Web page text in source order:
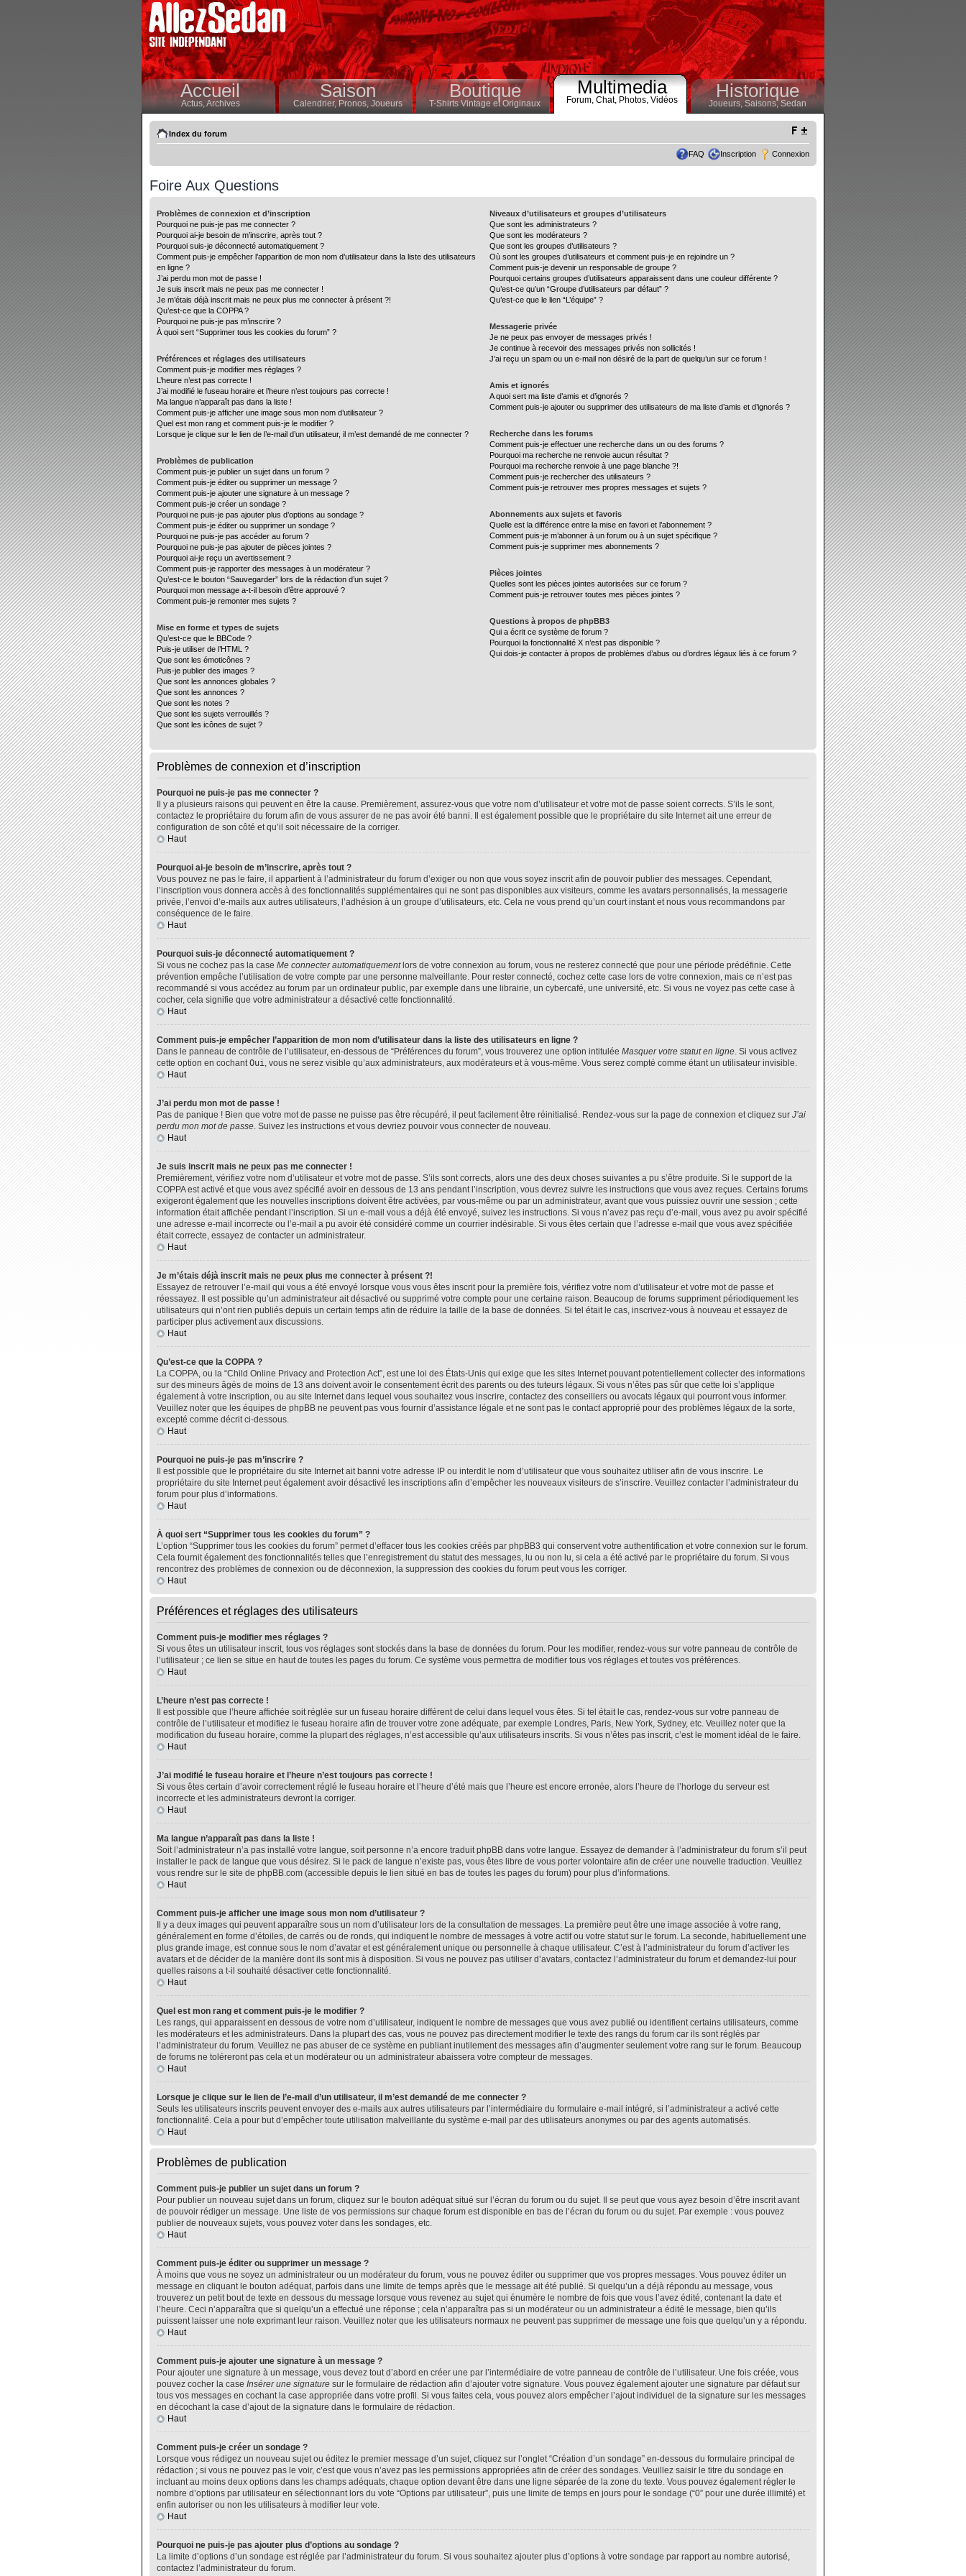
Accueil
Actus,Archives
Saison
Calendrier,Pronos, Joueurs
Boutique
T-Shirts Vintage et Originaux
Multimedia
Forum, Chat, Photos, Vidéos Historique
Joueurs, Saisons,Sedan
Index du forum
FAQ Inscription Connexion
Foire Aux Questions
Problèmes de connexion et d’inscription
Pourquoi ne puis-je pas me connecter ?
Pourquoi ai-je besoin de m’inscrire, après tout ?
Pourquoi suis-je déconnecté automatiquement ?
Comment puis-je empêcher l’apparition de mon nom d’utilisateur dans la liste des utilisateurs
en ligne ?
J’ai perdu mon mot de passe !
Je suis inscrit mais ne peux pas me connecter !
Je m’étais déjà inscrit mais ne peux plus me connecter à présent ?!
Qu’est-ce que la COPPA ?
Pourquoi ne puis-je pas m’inscrire ?
À quoi sert “Supprimer tous les cookies du forum” ?
Préférences et réglages des utilisateurs
Comment puis-je modifier mes réglages ?
L’heure n’est pas correcte !
J’ai modifié le fuseau horaire et l’heure n’est toujours pas correcte !
Ma langue n’apparaît pas dans la liste !
Comment puis-je afficher une image sous mon nom d’utilisateur ?
Quel est mon rang et comment puis-je le modifier ?
Lorsque je clique sur le lien de l’e-mail d’un utilisateur, il m’est demandé de me connecter ?
Problèmes de publication
Comment puis-je publier un sujet dans un forum ?
Comment puis-je éditer ou supprimer un message ?
Comment puis-je ajouter une signature à un message ?
Comment puis-je créer un sondage ?
Pourquoi ne puis-je pas ajouter plus d’options au sondage ?
Comment puis-je éditer ou supprimer un sondage ?
Pourquoi ne puis-je pas accéder au forum ?
Pourquoi ne puis-je pas ajouter de pièces jointes ?
Pourquoi ai-je reçu un avertissement ?
Comment puis-je rapporter des messages à un modérateur ?
Qu’est-ce le bouton “Sauvegarder” lors de la rédaction d’un sujet ?
Pourquoi mon message a-t-il besoin d’être approuvé ?
Comment puis-je remonter mes sujets ?
Mise en forme et types de sujets
Qu’est-ce que le BBCode ?
Puis-je utiliser de l’HTML ?
Que sont les émoticônes ?
Puis-je publier des images ?
Que sont les annonces globales ?
Que sont les annonces ?
Que sont les notes ?
Que sont les sujets verrouillés ?
Que sont les icônes de sujet ?
Niveaux d’utilisateurs et groupes d’utilisateurs
Que sont les administrateurs ?
Que sont les modérateurs ?
Que sont les groupes d’utilisateurs ?
Où sont les groupes d’utilisateurs et comment puis-je en rejoindre un ?
Comment puis-je devenir un responsable de groupe ?
Pourquoi certains groupes d’utilisateurs apparaissent dans une couleur différente ?
Qu’est-ce qu’un “Groupe d’utilisateurs par défaut” ?
Qu’est-ce que le lien “L’équipe” ?
Messagerie privée
Je ne peux pas envoyer de messages privés !
Je continue à recevoir des messages privés non sollicités !
J’ai reçu un spam ou un e-mail non désiré de la part de quelqu’un sur ce forum !
Amis et ignorés
A quoi sert ma liste d’amis et d’ignorés ?
Comment puis-je ajouter ou supprimer des utilisateurs de ma liste d’amis et d’ignorés ?
Recherche dans les forums
Comment puis-je effectuer une recherche dans un ou des forums ?
Pourquoi ma recherche ne renvoie aucun résultat ?
Pourquoi ma recherche renvoie à une page blanche ?!
Comment puis-je rechercher des utilisateurs ?
Comment puis-je retrouver mes propres messages et sujets ?
Abonnements aux sujets et favoris
Quelle est la différence entre la mise en favori et l’abonnement ?
Comment puis-je m’abonner à un forum ou à un sujet spécifique ?
Comment puis-je supprimer mes abonnements ?
Pièces jointes
Quelles sont les pièces jointes autorisées sur ce forum ?
Comment puis-je retrouver toutes mes pièces jointes ?
Questions à propos de phpBB3
Qui a écrit ce système de forum ?
Pourquoi la fonctionnalité X n’est pas disponible ?
Qui dois-je contacter à propos de problèmes d’abus ou d’ordres légaux liés à ce forum ?
Problèmes de connexion et d’inscription
Pourquoi ne puis-je pas me connecter ?
Il y a plusieurs raisons qui peuvent en être la cause. Premièrement, assurez-vous que votre nom d’utilisateur et votre mot de passe soient corrects. S’ils le sont,
contactez le propriétaire du forum afin de vous assurer de ne pas avoir été banni. Il est également possible que le propriétaire du site Internet ait une erreur de
configuration de son côté et qu’il soit nécessaire de la corriger.
Haut
Pourquoi ai-je besoin de m’inscrire, après tout ?
Vous pouvez ne pas le faire, il appartient à l’administrateur du forum d’exiger ou non que vous soyez inscrit afin de pouvoir publier des messages. Cependant,
l’inscription vous donnera accès à des fonctionnalités supplémentaires qui ne sont pas disponibles aux visiteurs, comme les avatars personnalisés, la messagerie
privée, l’envoi d’e-mails aux autres utilisateurs, l’adhésion à un groupe d’utilisateurs, etc. Cela ne vous prend qu’un court instant et nous vous recommandons par
conséquence de le faire.
Haut
Pourquoi suis-je déconnecté automatiquement ?
Si vous ne cochez pas la case Me connecter automatiquementlors de votre connexion au forum, vous ne resterez connecté que pour une période prédéfinie. Cette
prévention empêche l’utilisation de votre compte par une personne malveillante. Pour rester connecté, cochez cette case lors de votre connexion, mais ce n’est pas
recommandé si vous accédez au forum par un ordinateur public, par exemple dans une librairie, un cybercafé, une université, etc. Si vous ne voyez pas cette case à
cocher, cela signifie que votre administrateur a désactivé cette fonctionnalité.
Haut
Comment puis-je empêcher l’apparition de mon nom d’utilisateur dans la liste des utilisateurs en ligne ?
Dans le panneau de contrôle de l’utilisateur, en-dessous de “Préférences du forum”, vous trouverez une option intitulée Masquer votre statut en ligne. Si vous activez
cette option en cochantOui, vous ne serez visible qu’aux administrateurs, aux modérateurs et à vous-même. Vous serez compté comme étant un utilisateur invisible.
Haut
J’ai perdu mon mot de passe !
Pas de panique ! Bien que votre mot de passe ne puisse pas être récupéré, il peut facilement être réinitialisé. Rendez-vous sur la page de connexion et cliquez sur J’ai
perdu mon mot de passe. Suivez les instructions et vous devriez pouvoir vous connecter de nouveau.
Haut
Je suis inscrit mais ne peux pas me connecter !
Premièrement, vérifiez votre nom d’utilisateur et votre mot de passe. S’ils sont corrects, alors une des deux choses suivantes a pu s’être produite. Si le support de la
COPPA est activé et que vous avez spécifié avoir en dessous de 13 ans pendant l’inscription, vous devrez suivre les instructions que vous avez reçues. Certains forums
exigeront également que les nouvelles inscriptions doivent être activées, par vous-même ou par un administrateur, avant que vous puissiez ouvrir une session ; cette
information était affichée pendant l’inscription. Si un e-mail vous a déjà été envoyé, suivez les instructions. Si vous n’avez pas reçu d’e-mail, vous avez pu avoir spécifié
une adresse e-mail incorrecte ou l’e-mail a pu avoir été considéré comme un courrier indésirable. Si vous êtes certain que l’adresse e-mail que vous avez spécifiée
était correcte, essayez de contacter un administrateur.
Haut
Je m’étais déjà inscrit mais ne peux plus me connecter à présent ?!
Essayez de retrouver l’e-mail qui vous a été envoyé lorsque vous vous êtes inscrit pour la première fois, vérifiez votre nom d’utilisateur et votre mot de passe et
réessayez. Il est possible qu’un administrateur ait désactivé ou supprimé votre compte pour une certaine raison. Beaucoup de forums suppriment périodiquement les
utilisateurs qui n’ont rien publiés depuis un certain temps afin de réduire la taille de la base de données. Si tel était le cas, inscrivez-vous à nouveau et essayez de
participer plus activement aux discussions.
Haut
Qu’est-ce que la COPPA ?
La COPPA, ou la “Child Online Privacy and Protection Act”, est une loi des États-Unis qui exige que les sites Internet pouvant potentiellement collecter des informations
sur des mineurs âgés de moins de 13 ans doivent avoir le consentement écrit des parents ou des tuteurs légaux. Si vous n’êtes pas sûr que cette loi s’applique
également à votre inscription, ou au site Internet dans lequel vous souhaitez vous inscrire, contactez des conseillers ou avocats légaux qui pourront vous informer.
Veuillez noter que les équipes de phpBB ne peuvent pas vous fournir d’assistance légale et ne sont pas le contact approprié pour des problèmes légaux de la sorte,
excepté comme décrit ci-dessous.
Haut
Pourquoi ne puis-je pas m’inscrire ?
Il est possible que le propriétaire du site Internet ait banni votre adresse IP ou interdit le nom d’utilisateur que vous souhaitez utiliser afin de vous inscrire. Le
propriétaire du site Internet peut également avoir désactivé les inscriptions afin d’empêcher les nouveaux visiteurs de s’inscrire. Veuillez contacter l’administrateur du
forum pour plus d’informations.
Haut
À quoi sert “Supprimer tous les cookies du forum” ?
L’option “Supprimer tous les cookies du forum” permet d’effacer tous les cookies créés par phpBB3 qui conservent votre authentification et votre connexion sur le forum.
Cela fournit également des fonctionnalités telles que l’enregistrement du statut des messages, lu ou non lu, si cela a été activé par le propriétaire du forum. Si vous
rencontrez des problèmes de connexion ou de déconnexion, la suppression des cookies du forum peut vous les corriger.
Haut
Préférences et réglages des utilisateurs
Comment puis-je modifier mes réglages ?
Si vous êtes un utilisateur inscrit, tous vos réglages sont stockés dans la base de données du forum. Pour les modifier, rendez-vous sur votre panneau de contrôle de
l’utilisateur ; ce lien se situe en haut de toutes les pages du forum. Ce système vous permettra de modifier tous vos réglages et toutes vos préférences.
Haut
L’heure n’est pas correcte !
Il est possible que l’heure affichée soit réglée sur un fuseau horaire différent de celui dans lequel vous êtes. Si tel était le cas, rendez-vous sur votre panneau de
contrôle de l’utilisateur et modifiez le fuseau horaire afin de trouver votre zone adéquate, par exemple Londres, Paris, New York, Sydney, etc. Veuillez noter que la
modification du fuseau horaire, comme la plupart des réglages, n’est accessible qu’aux utilisateurs inscrits. Si vous n’êtes pas inscrit, c’est le moment idéal de le faire.
Haut
J’ai modifié le fuseau horaire et l’heure n’est toujours pas correcte !
Si vous êtes certain d’avoir correctement réglé le fuseau horaire et l’heure d’été mais que l’heure est encore erronée, alors l’heure de l’horloge du serveur est
incorrecte et les administrateurs devront la corriger.
Haut
Ma langue n’apparaît pas dans la liste !
Soit l’administrateur n’a pas installé votre langue, soit personne n’a encore traduit phpBB dans votre langue. Essayez de demander à l’administrateur du forum s’il peut
installer le pack de langue que vous désirez. Si le pack de langue n’existe pas, vous êtes libre de vous porter volontaire afin de créer une nouvelle traduction. Veuillez
vous rendre sur le site de phpBB.com (accessible depuis le lien situé en bas de toutes les pages du forum) pour plus d’informations.
Haut
Comment puis-je afficher une image sous mon nom d’utilisateur ?
Il y a deux images qui peuvent apparaître sous un nom d’utilisateur lors de la consultation de messages. La première peut être une image associée à votre rang,
généralement en forme d’étoiles, de carrés ou de ronds, qui indiquent le nombre de messages à votre actif ou votre statut sur le forum. La seconde, habituellement une
plus grande image, est connue sous le nom d’avatar et est généralement unique ou personnelle à chaque utilisateur. C’est à l’administrateur du forum d’activer les
avatars et de décider de la manière dont ils sont mis à disposition. Si vous ne pouvez pas utiliser d’avatars, contactez l’administrateur du forum et demandez-lui pour
quelles raisons a t-il souhaité désactiver cette fonctionnalité.
Haut
Quel est mon rang et comment puis-je le modifier ?
Les rangs, qui apparaissent en dessous de votre nom d’utilisateur, indiquent le nombre de messages que vous avez publié ou identifient certains utilisateurs, comme
les modérateurs et les administrateurs. Dans la plupart des cas, vous ne pouvez pas directement modifier le texte des rangs du forum car ils sont réglés par
l’administrateur du forum. Veuillez ne pas abuser de ce système en publiant inutilement des messages afin d’augmenter seulement votre rang sur le forum. Beaucoup
de forums ne toléreront pas cela et un modérateur ou un administrateur abaissera votre compteur de messages.
Haut
Lorsque je clique sur le lien de l’e-mail d’un utilisateur, il m’est demandé de me connecter ?
Seuls les utilisateurs inscrits peuvent envoyer des e-mails aux autres utilisateurs par l’intermédiaire du formulaire e-mail intégré, si l’administrateur a activé cette
fonctionnalité. Cela a pour but d’empêcher toute utilisation malveillante du système e-mail par des utilisateurs anonymes ou par des agents automatisés.
Haut
Problèmes de publication
Comment puis-je publier un sujet dans un forum ?
Pour publier un nouveau sujet dans un forum, cliquez sur le bouton adéquat situé sur l’écran du forum ou du sujet. Il se peut que vous ayez besoin d’être inscrit avant
de pouvoir rédiger un message. Une liste de vos permissions sur chaque forum est disponible en bas de l’écran du forum ou du sujet. Par exemple : vous pouvez
publier de nouveaux sujets, vous pouvez voter dans les sondages, etc.
Haut
Comment puis-je éditer ou supprimer un message ?
À moins que vous ne soyez un administrateur ou un modérateur du forum, vous ne pouvez éditer ou supprimer que vos propres messages. Vous pouvez éditer un
message en cliquant le bouton adéquat, parfois dans une limite de temps après que le message ait été publié. Si quelqu’un a déjà répondu au message, vous
trouverez un petit bout de texte en dessous du message lorsque vous revenez au sujet qui énumère le nombre de fois que vous l’avez édité, contenant la date et
l’heure. Ceci n’apparaîtra que si quelqu’un a effectué une réponse ; cela n’apparaîtra pas si un modérateur ou un administrateur a édité le message, bien qu’ils
puissent laisser une note exprimant leur raison. Veuillez noter que les utilisateurs normaux ne peuvent pas supprimer de message une fois que quelqu’un y a répondu.
Haut
Comment puis-je ajouter une signature à un message ?
Pour ajouter une signature à un message, vous devez tout d’abord en créer une par l’intermédiaire de votre panneau de contrôle de l’utilisateur. Une fois créée, vous
pouvez cocher la case Insérer une signature sur le formulaire de rédaction afin d’ajouter votre signature. Vous pouvez également ajouter une signature par défaut sur
tous vos messages en cochant la case appropriée dans votre profil. Si vous faites cela, vous pouvez alors empêcher l’ajout individuel de la signature sur les messages
en décochant la case d’ajout de la signature dans le formulaire de rédaction.
Haut
Comment puis-je créer un sondage ?
Lorsque vous rédigez un nouveau sujet ou éditez le premier message d’un sujet, cliquez sur l’onglet “Création d’un sondage” en-dessous du formulaire principal de
rédaction ; si vous ne pouvez pas le voir, c’est que vous n’avez pas les permissions appropriées afin de créer des sondages. Veuillez saisir le titre du sondage en
incluant au moins deux options dans les champs adéquats, chaque option devant être dans une ligne séparée de la zone du texte. Vous pouvez également régler le
nombre d’options par utilisateur en sélectionnant lors du vote “Options par utilisateur”, puis une limite de temps en jours pour le sondage (“0” pour une durée illimité) et
enfin autoriser ou non les utilisateurs à modifier leur vote.
Haut
Pourquoi ne puis-je pas ajouter plus d’options au sondage ?
La limite d’options d’un sondage est réglée par l’administrateur du forum. Si vous souhaitez ajouter plus d’options à votre sondage par rapport au nombre autorisé,
contactez l’administrateur du forum.